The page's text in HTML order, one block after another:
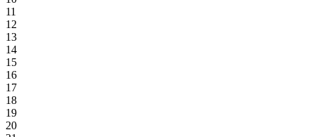
11
12
13
14
15
16
17
18
19
20